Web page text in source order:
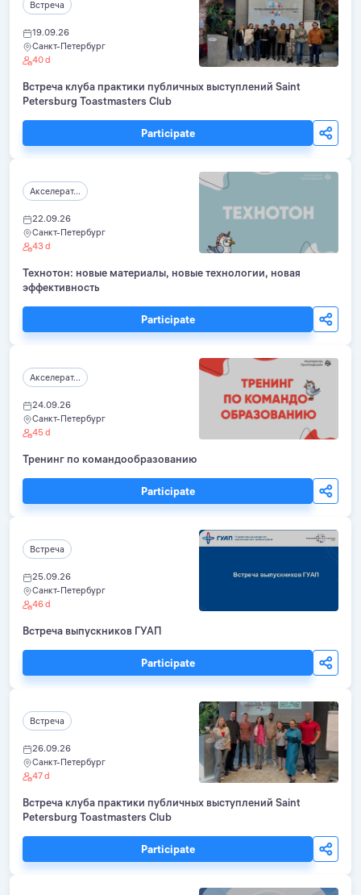
Встреча
19.09.26
Санкт-Петербург
40 d
Встреча клуба практики публичных выступлений Saint
Petersburg Toastmasters Club
Participate
Акселерат...
22.09.26
Санкт-Петербург
43 d
Технотон: новые материалы, новые технологии, новая
эффективность
Participate
Акселерат...
24.09.26
Санкт-Петербург
45 d
Тренинг по командообразованию
Participate
Встреча
25.09.26
Санкт-Петербург
46 d
Встреча выпускников ГУАП
Participate
Встреча
26.09.26
Санкт-Петербург
47 d
Встреча клуба практики публичных выступлений Saint
Petersburg Toastmasters Club
Participate